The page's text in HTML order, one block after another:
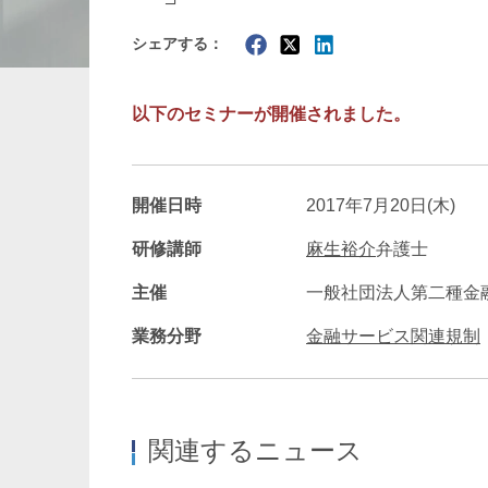
暗号資産・NFT
シェアする：
以下のセミナーが開催されました。
開催日時 2017年7月20日(木)
研修講師 麻生裕介弁護士
主催 一般社団法人第二種金
業務分野 金融サービス関連規制
関連するニュース